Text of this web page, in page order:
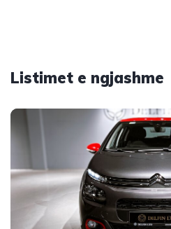
Listimet e ngjashme